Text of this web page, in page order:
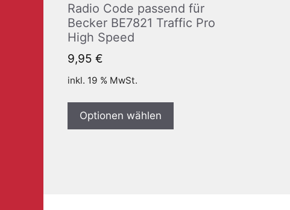
Radio Code passend für
Becker BE7821 Traffic Pro
High Speed
9,95 €
inkl. 19 % MwSt.
Optionen wählen